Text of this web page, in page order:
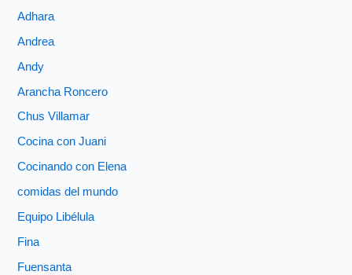
Adhara
Andrea
Andy
Arancha Roncero
Chus Villamar
Cocina con Juani
Cocinando con Elena
comidas del mundo
Equipo Libélula
Fina
Fuensanta